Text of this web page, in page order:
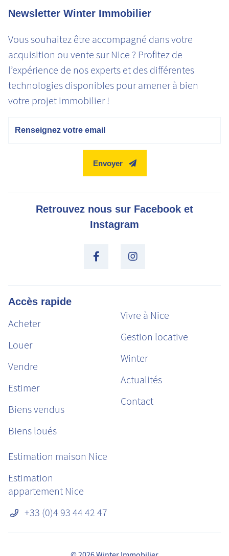
Newsletter Winter Immobilier
Vous souhaitez être accompagné dans votre
acquisition ou vente sur Nice ? Profitez de
l’expérience de nos experts et des différentes
technologies disponibles pour amener à bien
votre projet immobilier !
Envoyer
Retrouvez nous sur Facebook et
Instagram
Accès rapide
Acheter
Louer
Vendre
Estimer
Biens vendus
Biens loués
Vivre à Nice
Gestion locative
Winter
Actualités
Contact
Estimation maison Nice
Estimation
appartement Nice
+33 (0)4 93 44 42 47